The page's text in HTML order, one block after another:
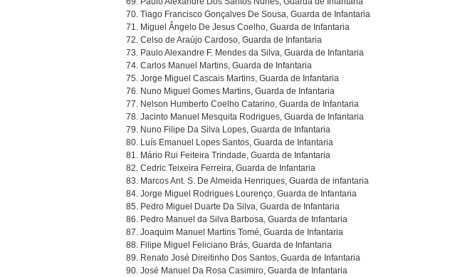
70. Tiago Francisco Gonçalves De Sousa, Guarda de Infantaria
71. Miguel Ângelo De Jesus Coelho, Guarda de Infantaria
72. Celso de Araújo Cardoso, Guarda de Infantaria
73. Paulo Alexandre F. Mendes da Silva, Guarda de Infantaria
74. Carlos Manuel Martins, Guarda de Infantaria
75. Jorge Miguel Cascais Martins, Guarda de Infantaria
76. Nuno Miguel Gomes Martins, Guarda de Infantaria
77. Nelson Humberto Coelho Catarino, Guarda de Infantaria
78. Jacinto Manuel Mesquita Rodrigues, Guarda de Infantaria
79. Nuno Filipe Da Silva Lopes, Guarda de Infantaria
80. Luís Emanuel Lopes Santos, Guarda de Infantaria
81. Mário Rui Feiteira Trindade, Guarda de Infantaria
82. Cedric Teixeira Ferreira, Guarda de Infantaria
83. Marcos Ant. S. De Almeida Henriques, Guarda de infantaria
84. Jorge Miguel Rodrigues Lourenço, Guarda de Infantaria
85. Pedro Miguel Duarte Da Silva, Guarda de Infantaria
86. Pedro Manuel da Silva Barbosa, Guarda de Infantaria
87. Joaquim Manuel Martins Tomé, Guarda de Infantaria
88. Filipe Miguel Feliciano Brás, Guarda de Infantaria
89. Renato José Direitinho Dos Santos, Guarda de Infantaria
90. José Manuel Da Rosa Casimiro, Guarda de Infantaria